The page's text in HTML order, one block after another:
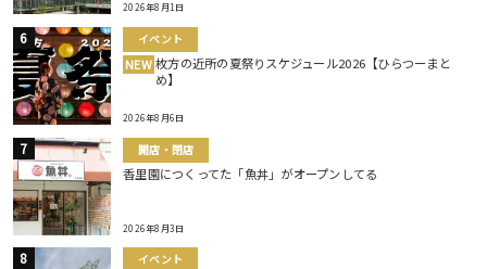
2026年8月1日
イベント
NEW 枚方の近所の夏祭りスケジュール2026【ひらつーまと
め】
2026年8月6日
開店・閉店
香里園につくってた「魚丼」がオープンしてる
2026年8月3日
イベント